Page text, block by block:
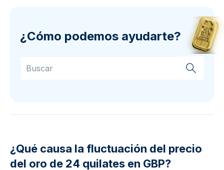
¿Cómo podemos ayudarte?
¿Qué causa la fluctuación del precio
del oro de 24 quilates en GBP?